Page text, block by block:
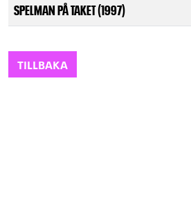
SPELMAN PÅ TAKET (1997)
TILLBAKA